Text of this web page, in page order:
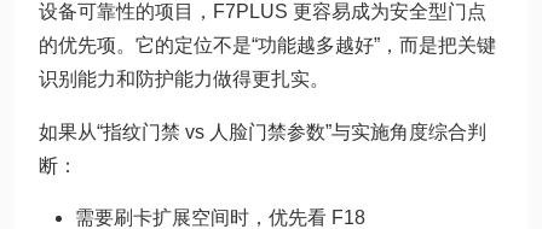
设备可靠性的项目，F7PLUS 更容易成为安全型门点
的优先项。它的定位不是“功能越多越好”，而是把关键
识别能力和防护能力做得更扎实。
如果从“指纹门禁 vs 人脸门禁参数”与实施角度综合判
断：
需要刷卡扩展空间时，优先看 F18